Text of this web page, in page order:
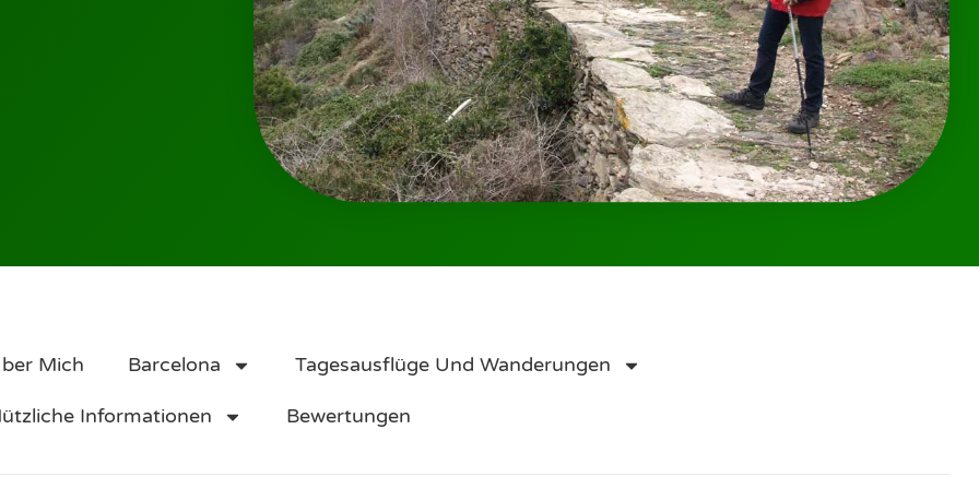
Mich Barcelona Tagesausflüge Und Wanderungen
Informationen Bewertungen